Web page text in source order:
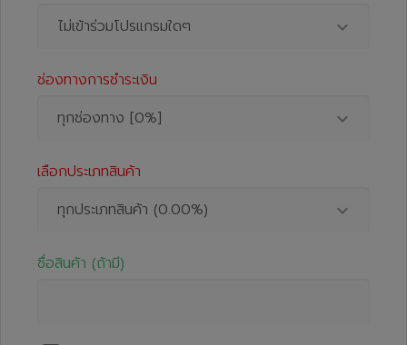
ไม่เข้าร่วมโปรแกรมใดๆ
ช่องทางการชำระเงิน
ทุกช่องทาง [0%]
เลือกประเภทสินค้า
ทุกประเภทสินค้า (0.00%)
ชื่อสินค้า (ถ้ามี)